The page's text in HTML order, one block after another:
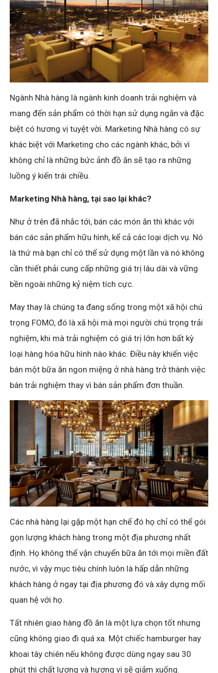
Ngành Nhà hàng là ngành kinh doanh trải nghiệm và
mang đến sản phẩm có thời hạn sử dụng ngắn và đặc
biệt có hương vị tuyệt vời. Marketing Nhà hàng có sự
khác biệt với Marketing cho các ngành khác, bởi vì
không chỉ là những bức ảnh đồ ăn sẽ tạo ra những
luồng ý kiến trái chiều.
Marketing Nhà hàng, tại sao lại khác?
Như ở trên đã nhắc tới, bán các món ăn thì khác với
bán các sản phẩm hữu hình, kể cả các loại dịch vụ. Nó
là thứ mà bạn chỉ có thể sử dụng một lần và nó không
cần thiết phải cung cấp những giá trị lâu dài và vững
bền ngoài những kỷ niệm tích cực.
May thay là chúng ta đang sống trong một xã hội chú
trọng FOMO, đó là xã hội mà mọi người chú trọng trải
nghiệm, khi mà trải nghiệm có giá trị lớn hơn bất kỳ
loại hàng hóa hữu hình nào khác. Điều này khiến việc
bán một bữa ăn ngon miệng ở nhà hàng trở thành việc
bán trải nghiệm thay vì bán sản phẩm đơn thuần.
Các nhà hàng lại gặp một hạn chế đó họ chỉ có thể gói
gọn lượng khách hàng trong một địa phương nhất
định. Họ không thể vận chuyển bữa ăn tới mọi miền đất
nước, vì vậy mục tiêu chính luôn là hấp dẫn những
khách hàng ở ngay tại địa phương đó và xây dựng mối
quan hệ với họ.
Tất nhiên giao hàng đồ ăn là một lựa chọn tốt nhưng
cũng không giao đi quá xa. Một chiếc hamburger hay
khoai tây chiên nếu không được dùng ngay sau 30
phút thì chất lượng và hương vị sẽ giảm xuống.